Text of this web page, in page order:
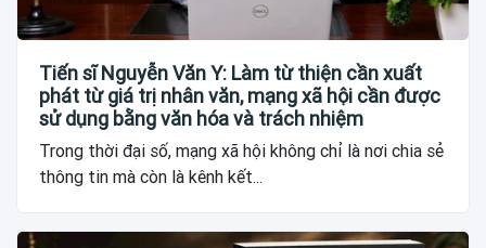
Tiến sĩ Nguyễn Văn Y: Làm từ thiện cần xuất
phát từ giá trị nhân văn, mạng xã hội cần được
sử dụng bằng văn hóa và trách nhiệm
Trong thời đại số, mạng xã hội không chỉ là nơi chia sẻ
thông tin mà còn là kênh kết...